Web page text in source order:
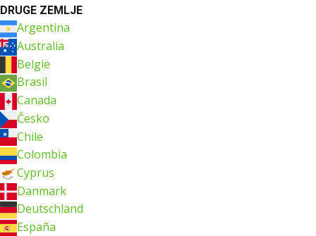
DRUGE ZEMLJE
Argentina
Australia
België
Brasil
Canada
Česko
Chile
Colombia
Cyprus
Danmark
Deutschland
España